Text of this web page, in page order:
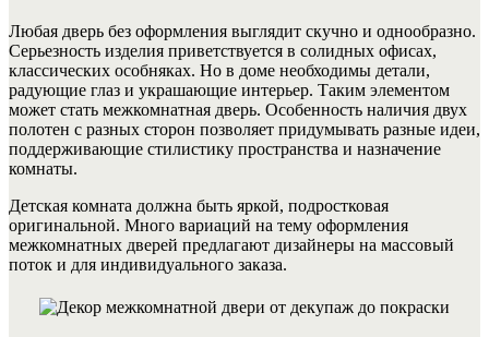
Любая дверь без оформления выглядит скучно и однообразно.
Серьезность изделия приветствуется в солидных офисах,
классических особняках. Но в доме необходимы детали,
радующие глаз и украшающие интерьер. Таким элементом
может стать межкомнатная дверь. Особенность наличия двух
полотен с разных сторон позволяет придумывать разные идеи,
поддерживающие стилистику пространства и назначение
комнаты.
Детская комната должна быть яркой, подростковая
оригинальной. Много вариаций на тему оформления
межкомнатных дверей предлагают дизайнеры на массовый
поток и для индивидуального заказа.